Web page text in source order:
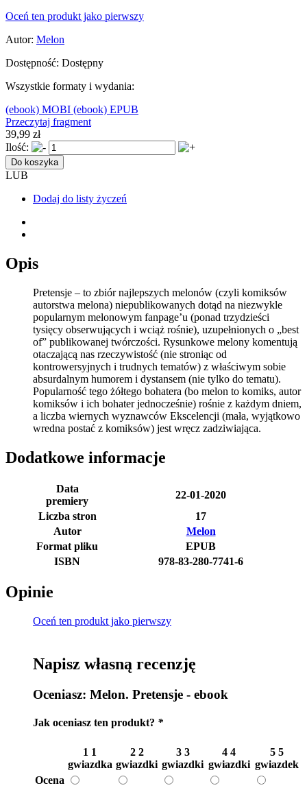
Oceń ten produkt jako pierwszy
Autor: Melon
Dostępność: Dostępny
Wszystkie formaty i wydania:
(ebook) MOBI (ebook) EPUB
Przeczytaj fragment
39,99 zł
Ilość:
Do koszyka
LUB
Dodaj do listy życzeń
Opis
Pretensje – to zbiór najlepszych melonów (czyli komiksów
autorstwa melona) niepublikowanych dotąd na niezwykle
popularnym melonowym fanpage’u (ponad trzydzieści
tysięcy obserwujących i wciąż rośnie), uzupełnionych o „best
of” publikowanej twórczości. Rysunkowe melony komentują
otaczającą nas rzeczywistość (nie stroniąc od
kontrowersyjnych i trudnych tematów) z właściwym sobie
absurdalnym humorem i dystansem (nie tylko do tematu).
Popularność tego żółtego bohatera (bo melon to komiks, autor
komiksów i ich bohater jednocześnie) rośnie z każdym dniem,
a liczba wiernych wyznawców Ekscelencji (mała, wyjątkowo
wredna postać z komiksów) jest wręcz zadziwiająca.
Dodatkowe informacje
Data
premiery
22-01-2020
Liczba stron
17
Autor
Melon
Format pliku
EPUB
ISBN
978-83-280-7741-6
Opinie
Oceń ten produkt jako pierwszy
Napisz własną recenzję
Oceniasz: Melon. Pretensje - ebook
Jak oceniasz ten produkt? *
1 1
gwiazdka
2 2
gwiazdki
3 3
gwiazdki
4 4
gwiazdki
5 5
gwiazdek
Ocena